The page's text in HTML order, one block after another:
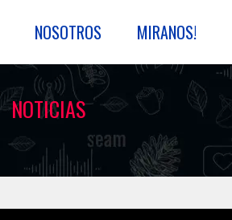
NOSOTROS MIRANOS!
NOTICIAS